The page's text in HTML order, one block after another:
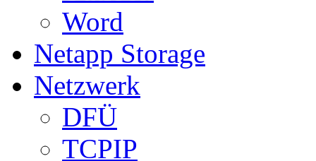
Word
Netapp Storage
Netzwerk
DFÜ
TCPIP